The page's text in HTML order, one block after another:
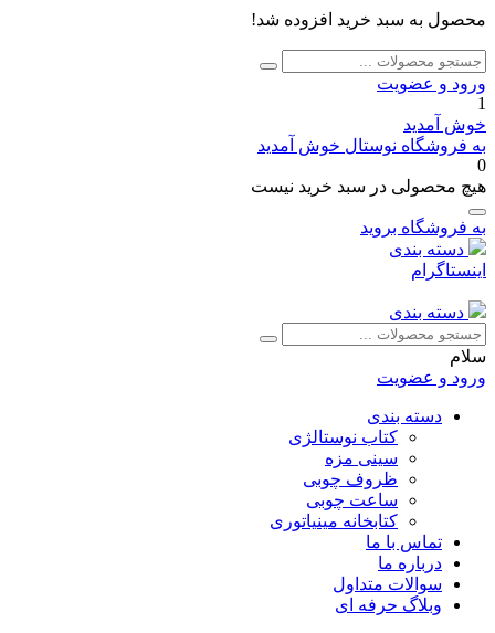
محصول به سبد خرید افزوده شد!
جستجو
برای:
جستجو
ورود و عضویت
1
خوش آمدید
به فروشگاه نوستال خوش آمدید
0
هیچ محصولی در سبد خرید نیست
به فروشگاه بروید
دسته بندی
اینستاگرام
دسته بندی
جستجو
برای:
جستجو
سلام
ورود و عضویت
دسته بندی
کتاب نوستالژی
سینی مزه
ظروف چوبی
ساعت چوبی
کتابخانه مینیاتوری
تماس با ما
درباره ما
سوالات متداول
وبلاگ حرفه ای